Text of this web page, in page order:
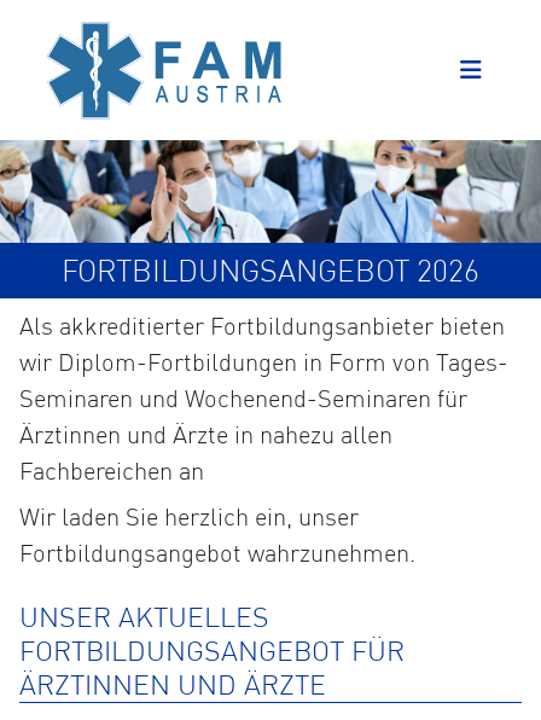
FORTBILDUNGSANGEBOT 2026
Als akkreditierter Fortbildungsanbieter bieten
wir Diplom-Fortbildungen in Form von Tages-
Seminaren und Wochenend-Seminaren für
Ärztinnen und Ärzte in nahezu allen
Fachbereichen an
Wir laden Sie herzlich ein, unser
Fortbildungsangebot wahrzunehmen.
UNSER AKTUELLES
FORTBILDUNGSANGEBOT FÜR
ÄRZTINNEN UND ÄRZTE